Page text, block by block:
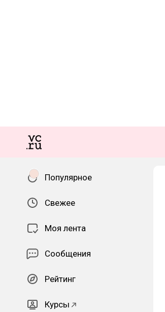
Популярное
Свежее
Моя лента
Сообщения
Рейтинг
Курсы